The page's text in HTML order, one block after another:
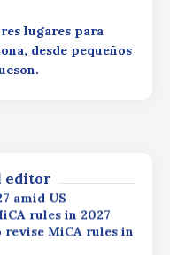
lugares para
desde pequeños
editor
para
21.200 puntosEl
para
21.200 puntosEl
para
market
amid US
rules in 2027
revise MiCA rules in